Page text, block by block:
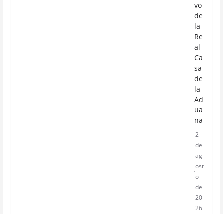
vo
de
la
Re
al
Ca
sa
de
la
Ad
ua
na
2
de
ag
ost
o
de
20
26